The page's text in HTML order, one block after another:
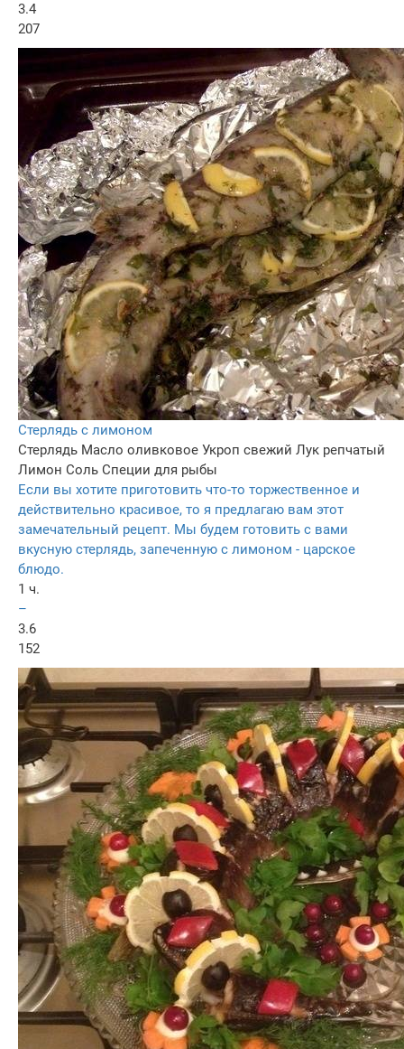
3.4
207
Стерлядь с лимоном
Стерлядь Масло оливковое Укроп свежий Лук репчатый
Лимон Соль Специи для рыбы
Если вы хотите приготовить что-то торжественное и
действительно красивое, то я предлагаю вам этот
замечательный рецепт. Мы будем готовить с вами
вкусную стерлядь, запеченную с лимоном - царское
блюдо.
1 ч.
–
3.6
152